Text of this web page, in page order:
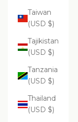
Taiwan
(USD $)
Tajikistan
(USD $)
Tanzania
(USD $)
Thailand
(USD $)